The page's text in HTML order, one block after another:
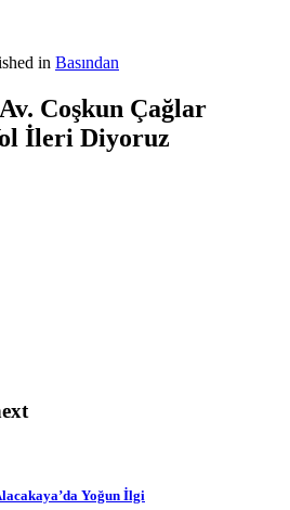
in Basından
Coşkun Çağlar
İleri Diyoruz
Yoğun İlgi